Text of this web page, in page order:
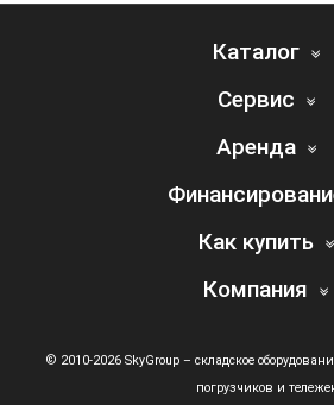
Каталог
Сервис
Аренда
Как купить
Компания
© 2010-2026 SkyGroup – складское
погрузчиков и